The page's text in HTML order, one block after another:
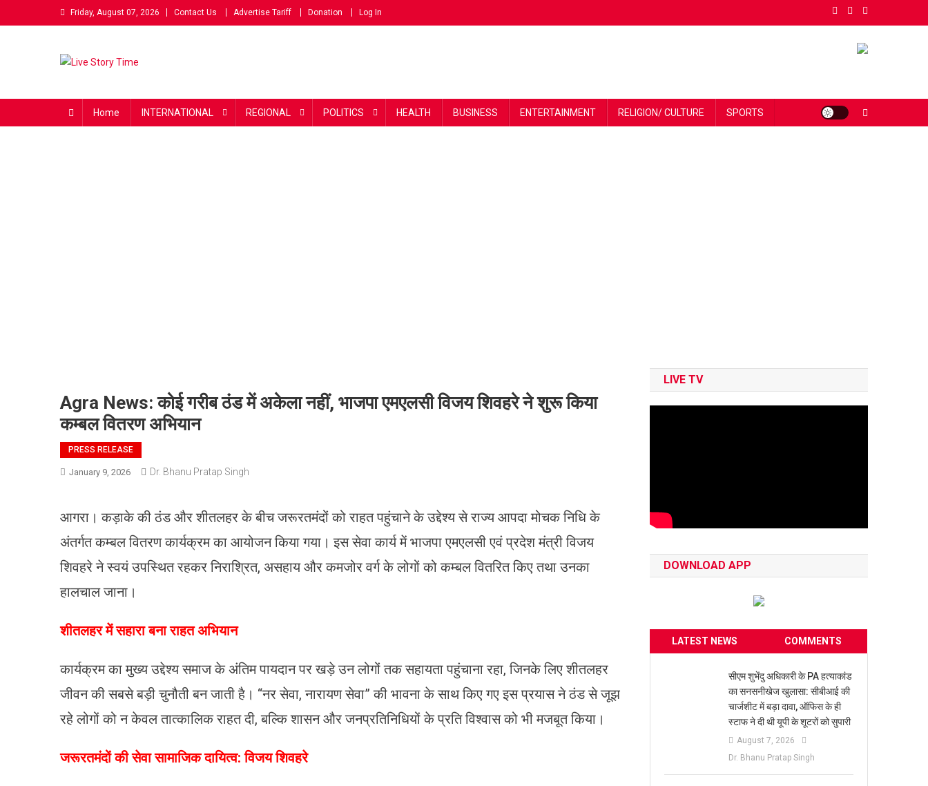
to
Friday, August 07, 2026 Contact Us Advertise Tariff Donation Log In
Home INTERNATIONAL REGIONAL POLITICS HEALTH BUSINESS ENTERTAINMENT RELIGION/ CULTURE SPORTS
Agra News: कोई गरीब ठंड में अकेला नहीं, भाजपा एमएलसी विजय शिवहरे ने शुरू किया
कम्बल वितरण अभियान
PRESS RELEASE
January 9, 2026 Dr. Bhanu Pratap Singh
आगरा। कड़ाके की ठंड और शीतलहर के बीच जरूरतमंदों को राहत पहुंचाने के उद्देश्य से राज्य आपदा मोचक निधि के
अंतर्गत कम्बल वितरण कार्यक्रम का आयोजन किया गया। इस सेवा कार्य में भाजपा एमएलसी एवं प्रदेश मंत्री विजय
शिवहरे ने स्वयं उपस्थित रहकर निराश्रित, असहाय और कमजोर वर्ग के लोगों को कम्बल वितरित किए तथा उनका
हालचाल जाना।
शीतलहर में सहारा बना राहत अभियान
कार्यक्रम का मुख्य उद्देश्य समाज के अंतिम पायदान पर खड़े उन लोगों तक सहायता पहुंचाना रहा, जिनके लिए शीतलहर
जीवन की सबसे बड़ी चुनौती बन जाती है। “नर सेवा, नारायण सेवा” की भावना के साथ किए गए इस प्रयास ने ठंड से जूझ
रहे लोगों को न केवल तात्कालिक राहत दी, बल्कि शासन और जनप्रतिनिधियों के प्रति विश्वास को भी मजबूत किया।
जरूरतमंदों की सेवा सामाजिक दायित्व: विजय शिवहरे
LIVE TV
DOWNLOAD APP
LATEST NEWS COMMENTS
सीएम शुभेंदु अधिकारी के PA हत्याकांड
का सनसनीखेज खुलासा: सीबीआई की
चार्जशीट में बड़ा दावा, ऑफिस के ही
स्टाफ ने दी थी यूपी के शूटरों को सुपारी
August 7, 2026
Dr. Bhanu Pratap Singh